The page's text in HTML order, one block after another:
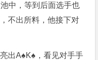
中，等到后面选手也
不出所料，他接下对
出A♠️K♠️，看见对手手